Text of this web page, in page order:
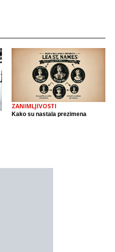
ZANIMLJIVOSTI
Kako su nastala prezimena